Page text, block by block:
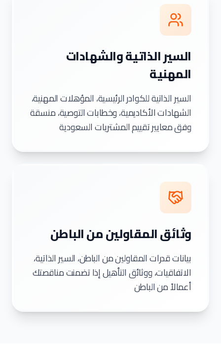
السير الذاتية والشهادات
المهنية
السير الذاتية للكوادر الرئيسية، المؤهلات المهنية،
الشهادات الأكاديمية، وخطابات التوصية، منسقة
وفق معايير تقييم المشتريات السعودية
وثائق المقاولين من الباطن
بيانات قدرات المقاولين من الباطن، السير الذاتية،
الاتفاقيات، ووثائق التأهيل إذا تضمنت مناقصتك
أعمالاً من الباطن